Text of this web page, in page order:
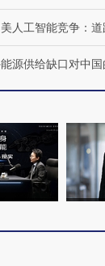
马航飞行员跨国
粒摇头丸 尿检
毒品
人工智能竞争：
源供给缺口对中国